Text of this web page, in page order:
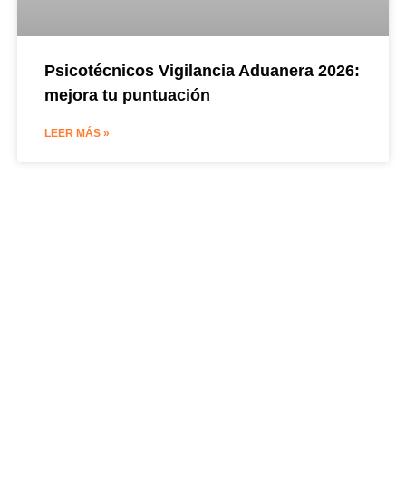
Psicotécnicos Vigilancia Aduanera 2026:
mejora tu puntuación
LEER MÁS »